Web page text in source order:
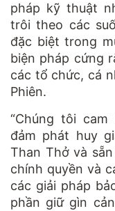
pháp kỹ thuật
trôi theo các
đặc biệt trong
biện pháp cứng
các tổ chức, cá
Phiên.
“Chúng tôi
đảm phát huy
Than Thở và
chính quyền và
các giải pháp
phần giữ gìn